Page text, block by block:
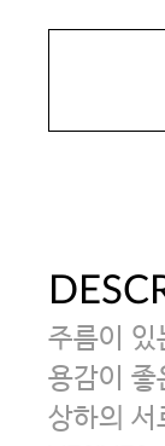
주름이 있
용감이 좋
상하의 서